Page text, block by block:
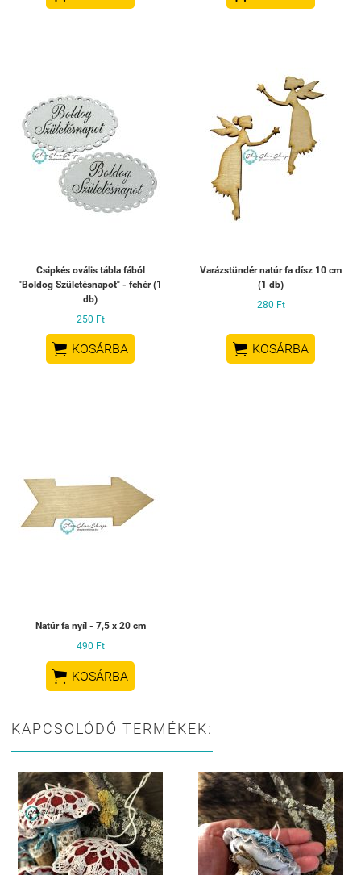
Csipkés ovális tábla fából
"Boldog Születésnapot" - fehér (1
db)
250 Ft
 KOSÁRBA
Varázstündér natúr fa dísz 10 cm
(1 db)
280 Ft
 KOSÁRBA
Natúr fa nyíl - 7,5 x 20 cm
490 Ft
 KOSÁRBA
KAPCSOLÓDÓ TERMÉKEK: